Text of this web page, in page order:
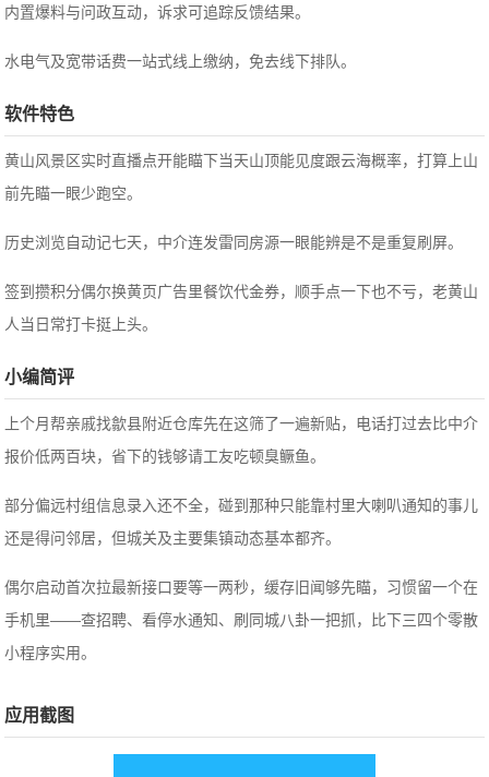
内置爆料与问政互动，诉求可追踪反馈结果。
水电气及宽带话费一站式线上缴纳，免去线下排队。
软件特色
黄山风景区实时直播点开能瞄下当天山顶能见度跟云海概率，打算上山
前先瞄一眼少跑空。
历史浏览自动记七天，中介连发雷同房源一眼能辨是不是重复刷屏。
签到攒积分偶尔换黄页广告里餐饮代金券，顺手点一下也不亏，老黄山
人当日常打卡挺上头。
小编简评
上个月帮亲戚找歙县附近仓库先在这筛了一遍新贴，电话打过去比中介
报价低两百块，省下的钱够请工友吃顿臭鳜鱼。
部分偏远村组信息录入还不全，碰到那种只能靠村里大喇叭通知的事儿
还是得问邻居，但城关及主要集镇动态基本都齐。
偶尔启动首次拉最新接口要等一两秒，缓存旧闻够先瞄，习惯留一个在
手机里——查招聘、看停水通知、刷同城八卦一把抓，比下三四个零散
小程序实用。
应用截图